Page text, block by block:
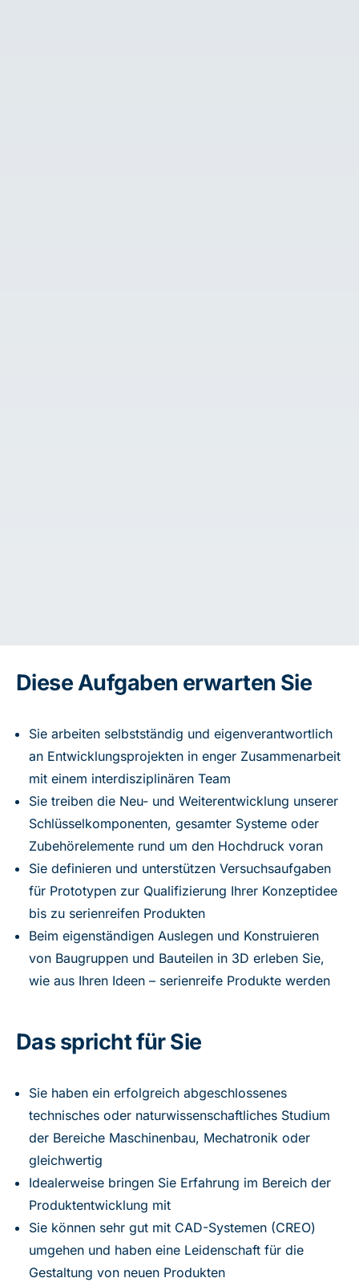
Diese Aufgaben erwarten Sie
Sie arbeiten selbstständig und eigenverantwortlich
an Entwicklungsprojekten in enger Zusammenarbeit
mit einem interdisziplinären Team
Sie treiben die Neu- und Weiterentwicklung unserer
Schlüsselkomponenten, gesamter Systeme oder
Zubehörelemente rund um den Hochdruck voran
Sie definieren und unterstützen Versuchsaufgaben
für Prototypen zur Qualifizierung Ihrer Konzeptidee
bis zu serienreifen Produkten
Beim eigenständigen Auslegen und Konstruieren
von Baugruppen und Bauteilen in 3D erleben Sie,
wie aus Ihren Ideen – serienreife Produkte werden
Das spricht für Sie
Sie haben ein erfolgreich abgeschlossenes
technisches oder naturwissenschaftliches Studium
der Bereiche Maschinenbau, Mechatronik oder
gleichwertig
Idealerweise bringen Sie Erfahrung im Bereich der
Produktentwicklung mit
Sie können sehr gut mit CAD-Systemen (CREO)
umgehen und haben eine Leidenschaft für die
Gestaltung von neuen Produkten